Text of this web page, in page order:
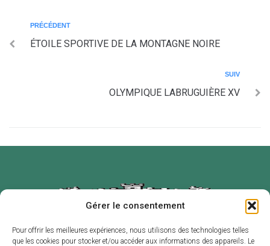
Gérer le consentement
Pour offrir les meilleures expériences, nous utilisons des technologies telles
que les cookies pour stocker et/ou accéder aux informations des appareils. Le
PRÉCÉDENT
ÉTOILE SPORTIVE DE LA MONTAGNE NOIRE
SUIV
OLYMPIQUE LABRUGUIÈRE XV